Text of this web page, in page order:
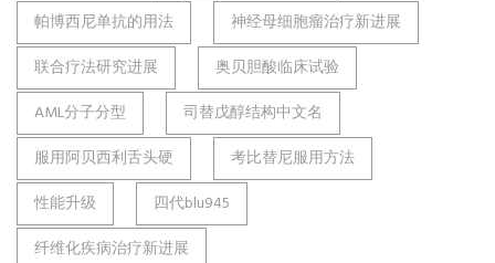
帕博西尼单抗的用法
神经母细胞瘤治疗新进展
联合疗法研究进展
奥贝胆酸临床试验
AML分子分型
司替戊醇结构中文名
服用阿贝西利舌头硬
考比替尼服用方法
性能升级
四代blu945
纤维化疾病治疗新进展